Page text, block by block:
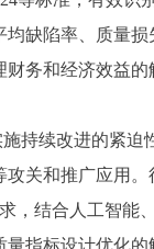
缺陷率、质量
务和经济效益的
持续改进的紧
关和推广应用
，结合人工智能
指标设计优化的